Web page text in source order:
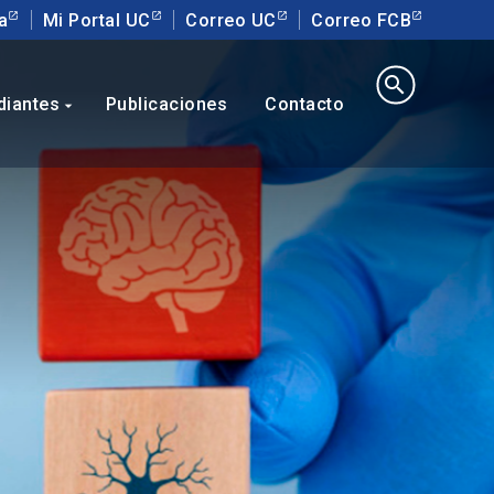
Mi Portal UC Correo UC Correo FCB
arrow_drop_down Publicaciones Contacto
search